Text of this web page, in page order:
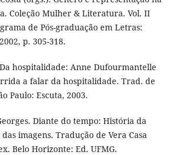
Coleção Mulher & Literatura. Vol. II
de Pós-graduação em Letras:
p. 305-318.
Da hospitalidade: Anne Dufourmantelle
a falar da hospitalidade. Trad. de
Paulo: Escuta, 2003.
Diante do tempo: História da
imagens. Tradução de Vera Casa
Belo Horizonte: Ed. UFMG.